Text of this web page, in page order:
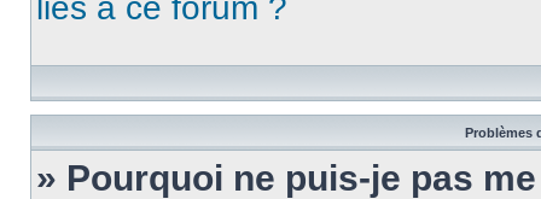
liés à ce forum ?
Problèmes
» Pourquoi ne puis-je pas